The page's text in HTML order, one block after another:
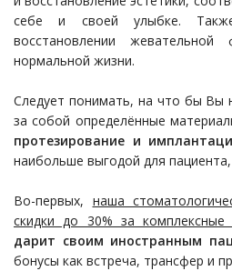
себе и своей улыбке.
восстановлении
нормальной жизни.
Следует понимать, на что бы Вы
за собой определённые
протезирование и
наибольше выгодой для
Во-первых, наша
скидки до 30% за комплексные
дарит своим иностранным
бонусы как встреча, трансфер и